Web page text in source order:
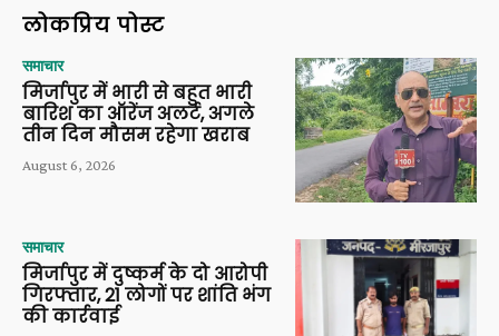
लोकप्रिय पोस्ट
समाचार
मिर्जापुर में भारी से बहुत भारी
बारिश का ऑरेंज अलर्ट, अगले
तीन दिन मौसम रहेगा खराब
August 6, 2026
समाचार
मिर्जापुर में दुष्कर्म के दो आरोपी
गिरफ्तार, 21 लोगों पर शांति भंग
की कार्रवाई